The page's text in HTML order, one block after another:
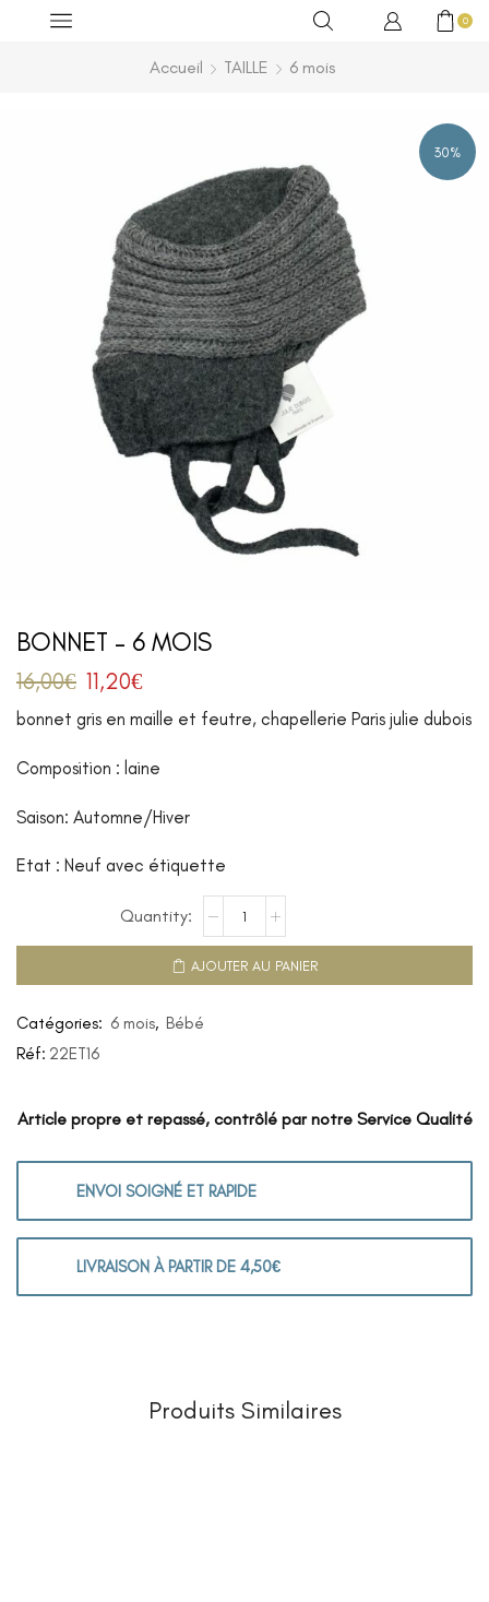
0
Accueil TAILLE 6 mois
30%
BONNET – 6 MOIS
16,00€ 11,20€
bonnet gris en maille et feutre, chapellerie Paris julie dubois
Composition : laine
Saison: Automne/Hiver
Etat : Neuf avec étiquette
AJOUTER AU PANIER
Catégories: 6 mois, Bébé
Réf: 22ET16
Article propre et repassé, contrôlé par notre Service Qualité
ENVOI SOIGNÉ ET RAPIDE
LIVRAISON À PARTIR DE 4,50€
Produits Similaires